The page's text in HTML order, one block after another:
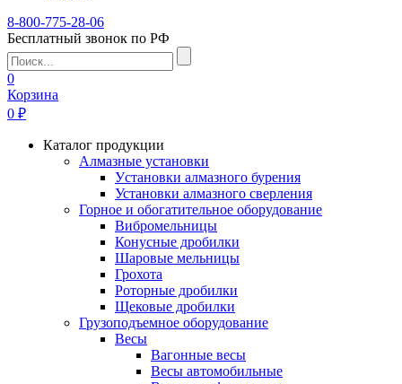
8-800-775-28-06
Бесплатный звонок по РФ
0
Корзина
0 ₽
Каталог продукции
Алмазные установки
Уcтановки алмазного бурения
Установки алмазного сверления
Горное и обогатительное оборудование
Вибромельницы
Конусные дробилки
Шаровые мельницы
Грохота
Роторные дробилки
Щековые дробилки
Грузоподъемное оборудование
Весы
Вагонные весы
Весы автомобильные